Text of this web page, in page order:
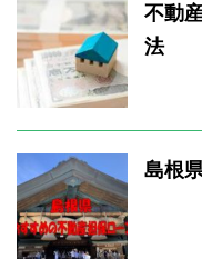
不動
法
島根